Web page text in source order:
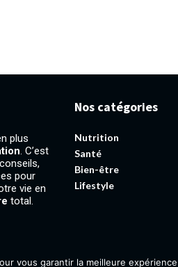
plus
. C’est
pour
vie en
total.
Nos catégories
Nutrition
Santé
Bien-être
Lifestyle
vous garantir la meilleure